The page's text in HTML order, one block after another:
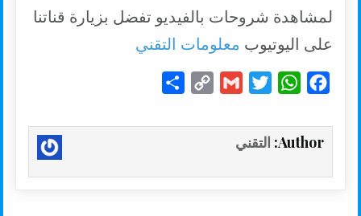
لمشاهدة شروحات بالفيديو تفضل بزيارة قناتنا
على اليوتيوب معلومات التقني
c
e
W
a
t
i
t
G
a
p
a
Author: التقني